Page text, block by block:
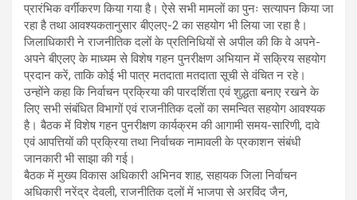
प्रारंभिक वर्गीकरण किया गया है। ऐसे सभी मामलों का पुनः सत्यापन किया जा
रहा है तथा आवश्यकतानुसार बीएलए-2 का सहयोग भी लिया जा रहा है।
जिलाधिकारी ने राजनीतिक दलों के प्रतिनिधियों से अपील की कि वे अपने-
अपने बीएलए के माध्यम से विशेष गहन पुनरीक्षण अभियान में सक्रिय सहयोग
प्रदान करें, ताकि कोई भी पात्र मतदाता मतदाता सूची से वंचित न रहे।
उन्होंने कहा कि निर्वाचन प्रक्रिया की पारदर्शिता एवं शुद्धता बनाए रखने के
लिए सभी संबंधित विभागों एवं राजनीतिक दलों का समन्वित सहयोग आवश्यक
है। बैठक में विशेष गहन पुनरीक्षण कार्यक्रम की आगामी समय-सारिणी, दावे
एवं आपत्तियों की प्रक्रिया तथा निर्वाचक नामावली के प्रकाशन संबंधी
जानकारी भी साझा की गई।
बैठक में मुख्य विकास अधिकारी अभिनव शाह, सहायक जिला निर्वाचन
अधिकारी नरेंद्र देवली, राजनीतिक दलों में भाजपा से अरविंद जैन,